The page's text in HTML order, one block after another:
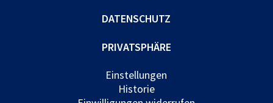
DATENSCHUTZ
PRIVATSPHÄRE
Einstellungen
Historie